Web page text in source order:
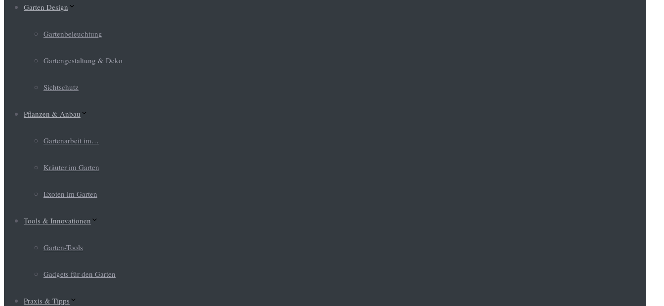
Garten Design
Gartenbeleuchtung
Gartengestaltung & Deko
Sichtschutz
Pflanzen & Anbau
Gartenarbeit im…
Kräuter im Garten
Exoten im Garten
Tools & Innovationen
Garten-Tools
Gadgets für den Garten
Praxis & Tipps